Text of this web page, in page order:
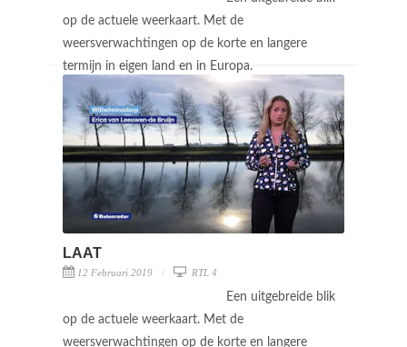
op de actuele weerkaart. Met de
weersverwachtingen op de korte en langere
termijn in eigen land en in Europa.
LAAT
12 Februari 2019 RTL 4
Een uitgebreide blik
op de actuele weerkaart. Met de
weersverwachtingen op de korte en langere